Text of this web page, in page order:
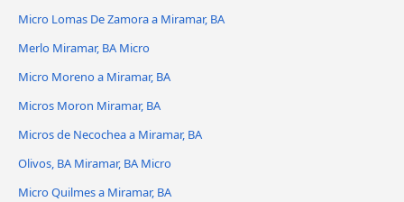
Micro Lomas De Zamora a Miramar, BA
Merlo Miramar, BA Micro
Micro Moreno a Miramar, BA
Micros Moron Miramar, BA
Micros de Necochea a Miramar, BA
Olivos, BA Miramar, BA Micro
Micro Quilmes a Miramar, BA